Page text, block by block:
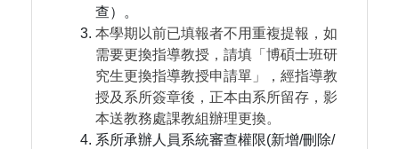
查）。
本學期以前已填報者不用重複提報，如
需要更換指導教授，請填「博碩士班研
究生更換指導教授申請單」，經指導教
授及系所簽章後，正本由系所留存，影
本送教務處課教組辦理更換。
系所承辦人員系統審查權限(新增/刪除/